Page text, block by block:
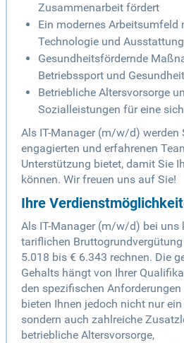
Zusammenarbeit fördert
Ein modernes Arbeitsumfeld
Technologie und Ausstattung
Gesundheitsfördernde
Betriebssport und
Betriebliche Altersvorsorge
Sozialleistungen für eine
Als IT-Manager (m/w/d) werden
engagierten und erfahrenen
Unterstützung bietet, damit Sie
können. Wir freuen uns auf Sie!
Ihre
Als IT-Manager (m/w/d) bei uns
tariflichen
5.018 bis € 6.343 rechnen. Die
Gehalts hängt von Ihrer
den spezifischen
bieten Ihnen jedoch nicht nur
sondern auch zahlreiche
betriebliche Altersvorsorge,